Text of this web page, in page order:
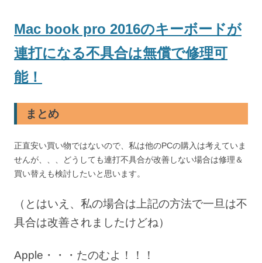
Mac book pro 2016のキーボードが
連打になる不具合は無償で修理可
能！
まとめ
正直安い買い物ではないので、私は他のPCの購入は考えていま
せんが、、、どうしても連打不具合が改善しない場合は修理＆
買い替えも検討したいと思います。
（とはいえ、私の場合は上記の方法で一旦は不
具合は改善されましたけどね）
Apple・・・たのむよ！！！